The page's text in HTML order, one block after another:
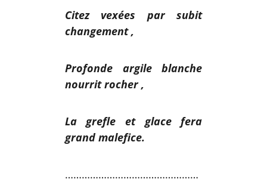
Citez vexées par subit
changement ,
Profonde argile blanche
nourrit rocher ,
La grefle et glace fera
grand malefice.
…………………………………………